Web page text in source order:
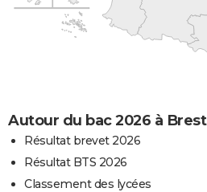
Autour du bac 2026 à Brest
Résultat brevet 2026
Résultat BTS 2026
Classement des lycées